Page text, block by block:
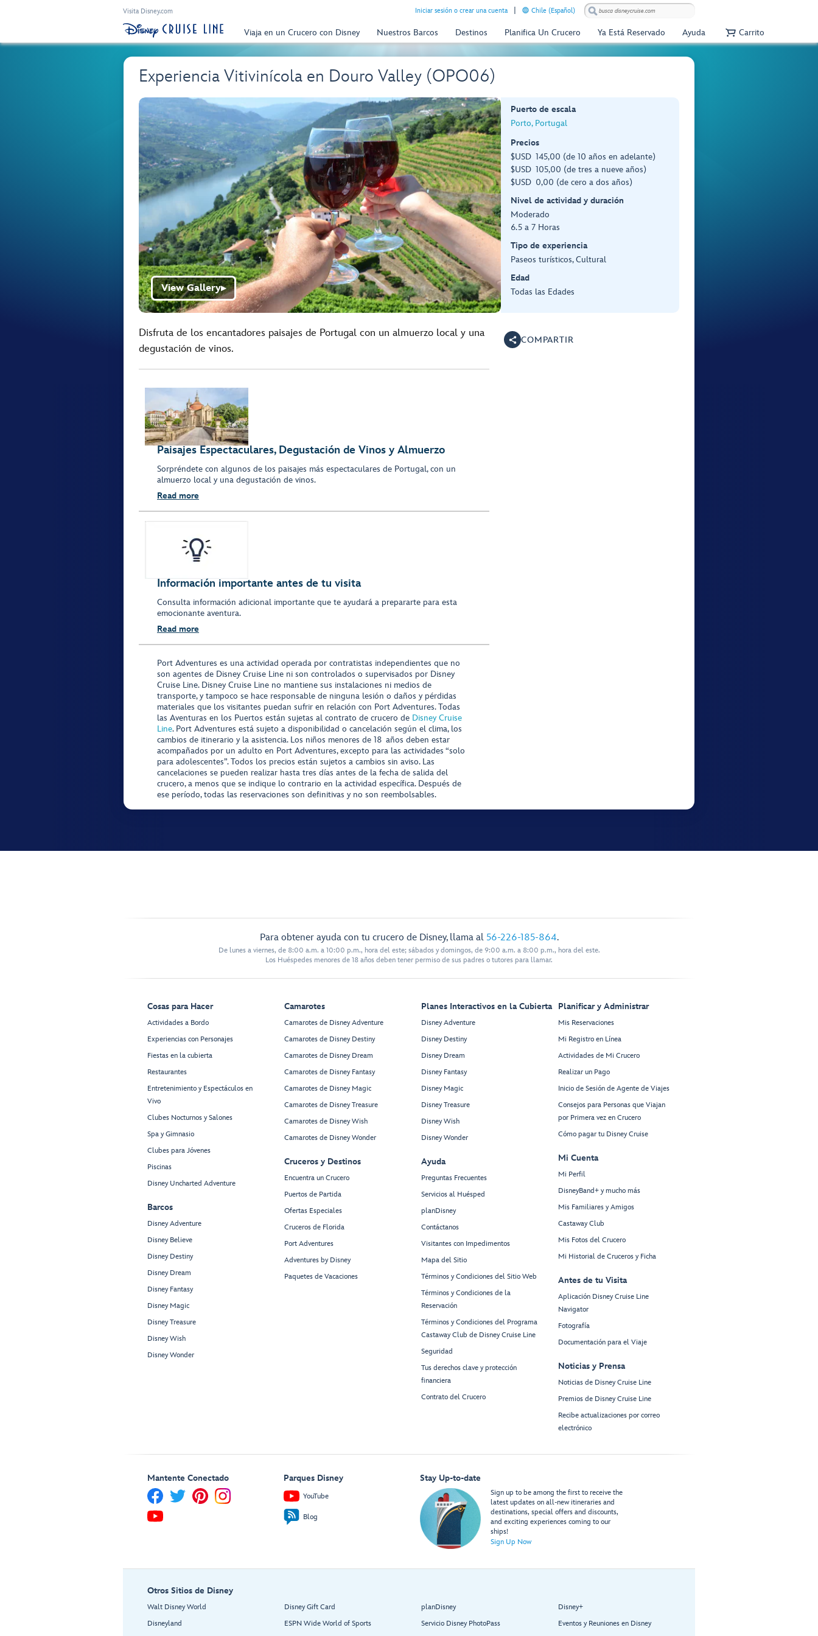
Visita Disney.com Iniciar sesión o crear una cuenta Chile (Español)
Viaja en un Crucero con Disney Nuestros Barcos Destinos Planifica Un Crucero Ya Está Reservado Ayuda Carrito
Experiencia Vitivinícola en Douro Valley (OPO06)
View Gallery▶
Puerto de escala
Porto, Portugal
Precios
$USD 145,00 (de 10 años en adelante)
$USD 105,00 (de tres a nueve años)
$USD 0,00 (de cero a dos años)
Nivel de actividad y duración
Moderado
6.5 a 7 Horas
Tipo de experiencia
Paseos turísticos, Cultural
Edad
Todas las Edades
Disfruta de los encantadores paisajes de Portugal con un almuerzo local y una
degustación de vinos.
Paisajes Espectaculares, Degustación de Vinos y Almuerzo
Sorpréndete con algunos de los paisajes más espectaculares de Portugal, con un
almuerzo local y una degustación de vinos.
Read more
Información importante antes de tu visita
Consulta información adicional importante que te ayudará a prepararte para esta
emocionante aventura.
Read more
Port Adventures es una actividad operada por contratistas independientes que no
son agentes de Disney Cruise Line ni son controlados o supervisados por Disney
Cruise Line. Disney Cruise Line no mantiene sus instalaciones ni medios de
transporte, y tampoco se hace responsable de ninguna lesión o daños y pérdidas
materiales que los visitantes puedan sufrir en relación con Port Adventures. Todas
las Aventuras en los Puertos están sujetas al contrato de crucero de Disney Cruise
Line. Port Adventures está sujeto a disponibilidad o cancelación según el clima, los
cambios de itinerario y la asistencia. Los niños menores de 18 años deben estar
acompañados por un adulto en Port Adventures, excepto para las actividades “solo
para adolescentes”. Todos los precios están sujetos a cambios sin aviso. Las
cancelaciones se pueden realizar hasta tres días antes de la fecha de salida del
crucero, a menos que se indique lo contrario en la actividad específica. Después de
ese período, todas las reservaciones son definitivas y no son reembolsables.
COMPARTIR
Para obtener ayuda con tu crucero de Disney, llama al 56-226-185-864.
De lunes a viernes, de 8:00 a.m. a 10:00 p.m., hora del este; sábados y domingos, de 9:00 a.m. a 8:00 p.m., hora del este.
Los Huéspedes menores de 18 años deben tener permiso de sus padres o tutores para llamar.
Cosas para Hacer
Actividades a Bordo
Experiencias con Personajes
Fiestas en la cubierta
Restaurantes
Entretenimiento y Espectáculos en
Vivo
Clubes Nocturnos y Salones
Spa y Gimnasio
Clubes para Jóvenes
Piscinas
Disney Uncharted Adventure
Barcos
Disney Adventure
Disney Believe
Disney Destiny
Disney Dream
Disney Fantasy
Disney Magic
Disney Treasure
Disney Wish
Disney Wonder
Camarotes
Camarotes de Disney Adventure
Camarotes de Disney Destiny
Camarotes de Disney Dream
Camarotes de Disney Fantasy
Camarotes de Disney Magic
Camarotes de Disney Treasure
Camarotes de Disney Wish
Camarotes de Disney Wonder
Cruceros y Destinos
Encuentra un Crucero
Puertos de Partida
Ofertas Especiales
Cruceros de Florida
Port Adventures
Adventures by Disney
Paquetes de Vacaciones
Planes Interactivos en la Cubierta
Disney Adventure
Disney Destiny
Disney Dream
Disney Fantasy
Disney Magic
Disney Treasure
Disney Wish
Disney Wonder
Ayuda
Preguntas Frecuentes
Servicios al Huésped
planDisney
Contáctanos
Visitantes con Impedimentos
Mapa del Sitio
Términos y Condiciones del Sitio Web
Términos y Condiciones de la
Reservación
Términos y Condiciones del Programa
Castaway Club de Disney Cruise Line
Seguridad
Tus derechos clave y protección
financiera
Contrato del Crucero
Planificar y Administrar
Mis Reservaciones
Mi Registro en Línea
Actividades de Mi Crucero
Realizar un Pago
Inicio de Sesión de Agente de Viajes
Consejos para Personas que Viajan
por Primera vez en Crucero
Cómo pagar tu Disney Cruise
Mi Cuenta
Mi Perfil
DisneyBand+ y mucho más
Mis Familiares y Amigos
Castaway Club
Mis Fotos del Crucero
Mi Historial de Cruceros y Ficha
Antes de tu Visita
Aplicación Disney Cruise Line
Navigator
Fotografía
Documentación para el Viaje
Noticias y Prensa
Noticias de Disney Cruise Line
Premios de Disney Cruise Line
Recibe actualizaciones por correo
electrónico
Mantente Conectado Parques Disney
YouTube
Blog
Stay Up-to-date
Sign up to be among the first to receive the
latest updates on all-new itineraries and
destinations, special offers and discounts,
and exciting experiences coming to our
ships!
Sign Up Now
Otros Sitios de Disney
Walt Disney World
Disneyland
Disney Gift Card
ESPN Wide World of Sports
planDisney
Servicio Disney PhotoPass
Disney+
Eventos y Reuniones en Disney